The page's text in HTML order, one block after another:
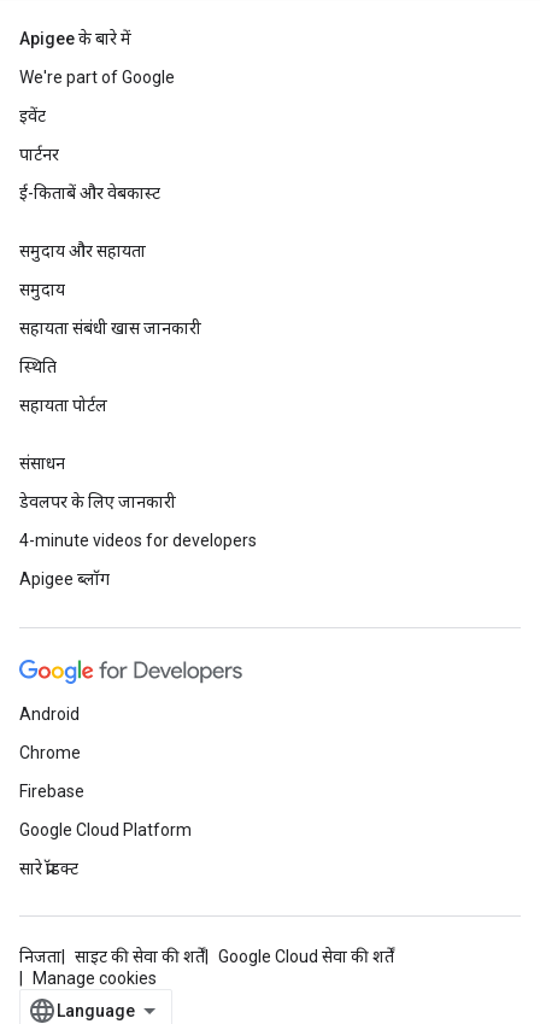
Apigee के बारे में
We're part of Google
इवेंट
पार्टनर
ई-किताबें और वेबकास्ट
समुदाय और सहायता
समुदाय
सहायता संबंधी खास जानकारी
स्थिति
सहायता पोर्टल
संसाधन
डेवलपर के लिए जानकारी
4-minute videos for developers
Apigee ब्लॉग
Android
Chrome
Firebase
Google Cloud Platform
सारे प्रॉडक्ट
निजता साइट की सेवा की शर्तें
Google Cloud सेवा की शर्तें
Manage cookies